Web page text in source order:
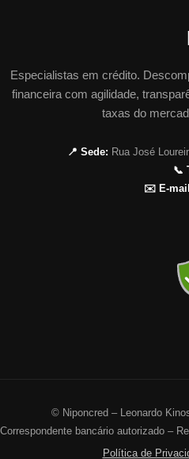
Especialistas em crédito.
financeira com agilidade,
taxas do
📍 Sede: Rua José
📞
✉️ E-
© Niponcred – Leonardo
Correspondente bancário autorizado –
Política de